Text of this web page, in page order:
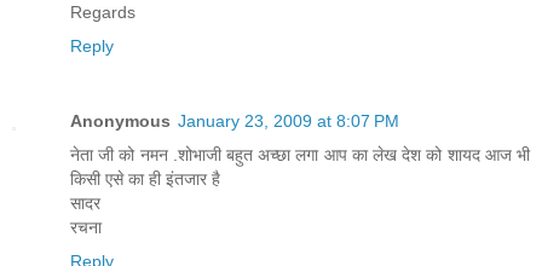
Regards
Reply
Anonymous January 23, 2009 at 8:07 PM
नेता जी को नमन .शोभाजी बहुत अच्छा लगा आप का लेख देश को शायद आज भी
किसी एसे का ही इंतजार है
सादर
रचना
Reply